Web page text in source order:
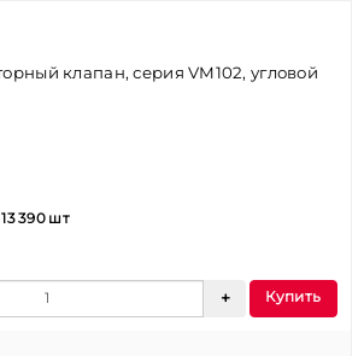
клапан, серия VM102, угловой
13 390 шт
Купить